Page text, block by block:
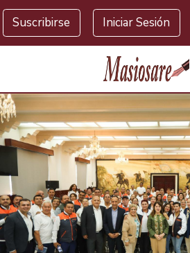
Masiosare agencia
Suscribirse Iniciar Sesión